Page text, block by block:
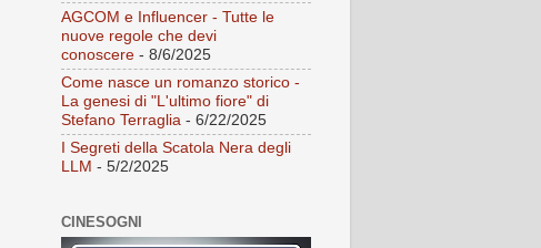
AGCOM e Influencer - Tutte le
nuove regole che devi
conoscere - 8/6/2025
Come nasce un romanzo storico -
La genesi di "L'ultimo fiore" di
Stefano Terraglia - 6/22/2025
I Segreti della Scatola Nera degli
LLM - 5/2/2025
CINESOGNI